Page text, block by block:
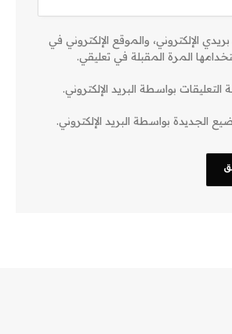
الإلكتروني، والموقع الإلكتروني في
المرة المقبلة في تعليقي.
التعليقات بواسطة البريد الإلكتروني.
الجديدة بواسطة البريد الإلكتروني.